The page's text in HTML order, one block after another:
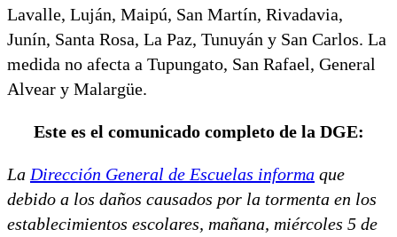
Lavalle, Luján, Maipú, San Martín, Rivadavia,
Junín, Santa Rosa, La Paz, Tunuyán y San Carlos. La
medida no afecta a Tupungato, San Rafael, General
Alvear y Malargüe.
Este es el comunicado completo de la DGE:
La Dirección General de Escuelas informa que
debido a los daños causados por la tormenta en los
establecimientos escolares, mañana, miércoles 5 de